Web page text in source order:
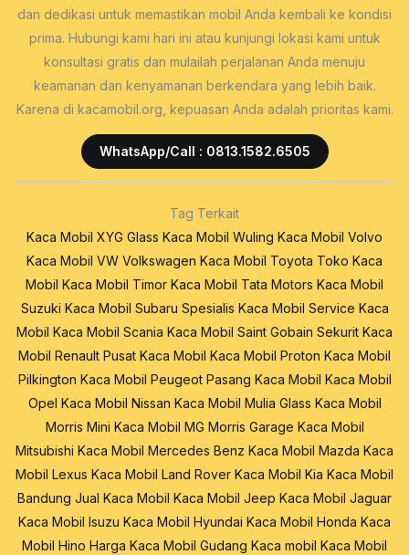
dan dedikasi untuk memastikan mobil Anda kembali ke kondisi
prima. Hubungi kami hari ini atau kunjungi lokasi kami untuk
konsultasi gratis dan mulailah perjalanan Anda menuju
keamanan dan kenyamanan berkendara yang lebih baik.
Karena di kacamobil.org, kepuasan Anda adalah prioritas kami.
WhatsApp/Call : 0813.1582.6505
Tag Terkait
Kaca Mobil XYG Glass Kaca Mobil Wuling Kaca Mobil Volvo
Kaca Mobil VW Volkswagen Kaca Mobil Toyota Toko Kaca
Mobil Kaca Mobil Timor Kaca Mobil Tata Motors Kaca Mobil
Suzuki Kaca Mobil Subaru Spesialis Kaca Mobil Service Kaca
Mobil Kaca Mobil Scania Kaca Mobil Saint Gobain Sekurit Kaca
Mobil Renault Pusat Kaca Mobil Kaca Mobil Proton Kaca Mobil
Pilkington Kaca Mobil Peugeot Pasang Kaca Mobil Kaca Mobil
Opel Kaca Mobil Nissan Kaca Mobil Mulia Glass Kaca Mobil
Morris Mini Kaca Mobil MG Morris Garage Kaca Mobil
Mitsubishi Kaca Mobil Mercedes Benz Kaca Mobil Mazda Kaca
Mobil Lexus Kaca Mobil Land Rover Kaca Mobil Kia Kaca Mobil
Bandung Jual Kaca Mobil Kaca Mobil Jeep Kaca Mobil Jaguar
Kaca Mobil Isuzu Kaca Mobil Hyundai Kaca Mobil Honda Kaca
Mobil Hino Harga Kaca Mobil Gudang Kaca mobil Kaca Mobil